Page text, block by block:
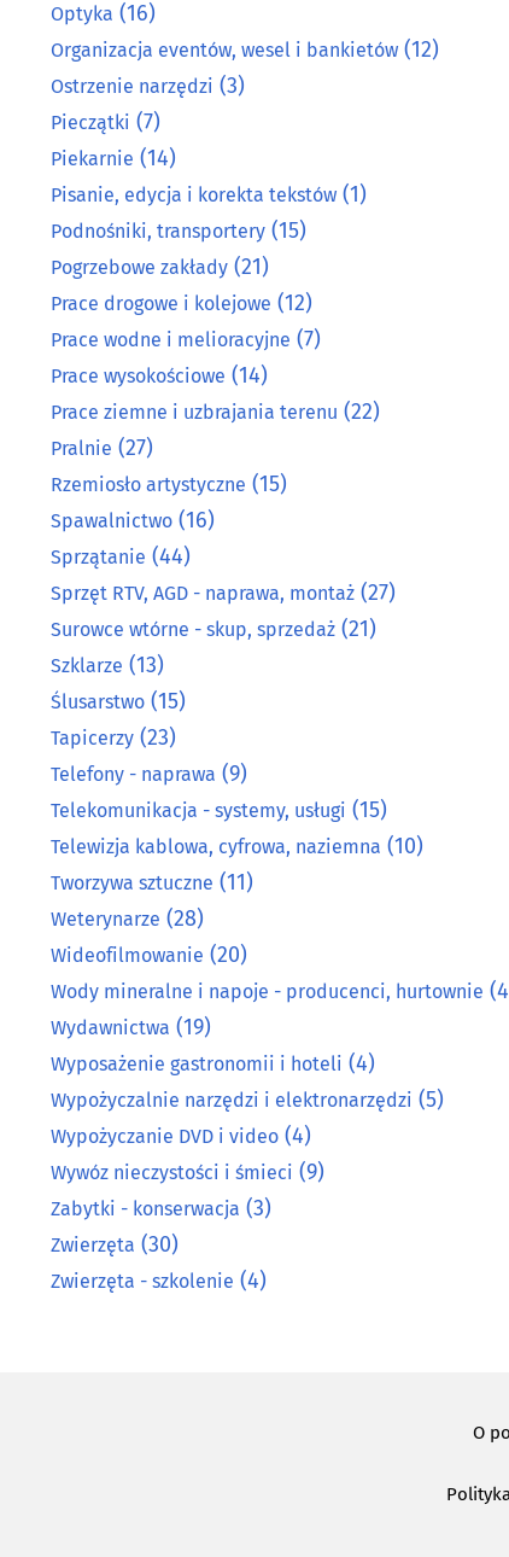
Optyka (16)
Organizacja eventów, wesel i bankietów (12)
Ostrzenie narzędzi (3)
Pieczątki (7)
Piekarnie (14)
Pisanie, edycja i korekta tekstów (1)
Podnośniki, transportery (15)
Pogrzebowe zakłady (21)
Prace drogowe i kolejowe (12)
Prace wodne i melioracyjne (7)
Prace wysokościowe (14)
Prace ziemne i uzbrajania terenu (22)
Pralnie (27)
Rzemiosło artystyczne (15)
Spawalnictwo (16)
Sprzątanie (44)
Sprzęt RTV, AGD - naprawa, montaż (27)
Surowce wtórne - skup, sprzedaż (21)
Szklarze (13)
Ślusarstwo (15)
Tapicerzy (23)
Telefony - naprawa (9)
Telekomunikacja - systemy, usługi (15)
Telewizja kablowa, cyfrowa, naziemna (10)
Tworzywa sztuczne (11)
Weterynarze (28)
Wideofilmowanie (20)
Wody mineralne i napoje - producenci, hurtownie
Wydawnictwa (19)
Wyposażenie gastronomii i hoteli (4)
Wypożyczalnie narzędzi i elektronarzędzi (5)
Wypożyczanie DVD i video (4)
Wywóz nieczystości i śmieci (9)
Zabytki - konserwacja (3)
Zwierzęta (30)
Zwierzęta - szkolenie (4)
O